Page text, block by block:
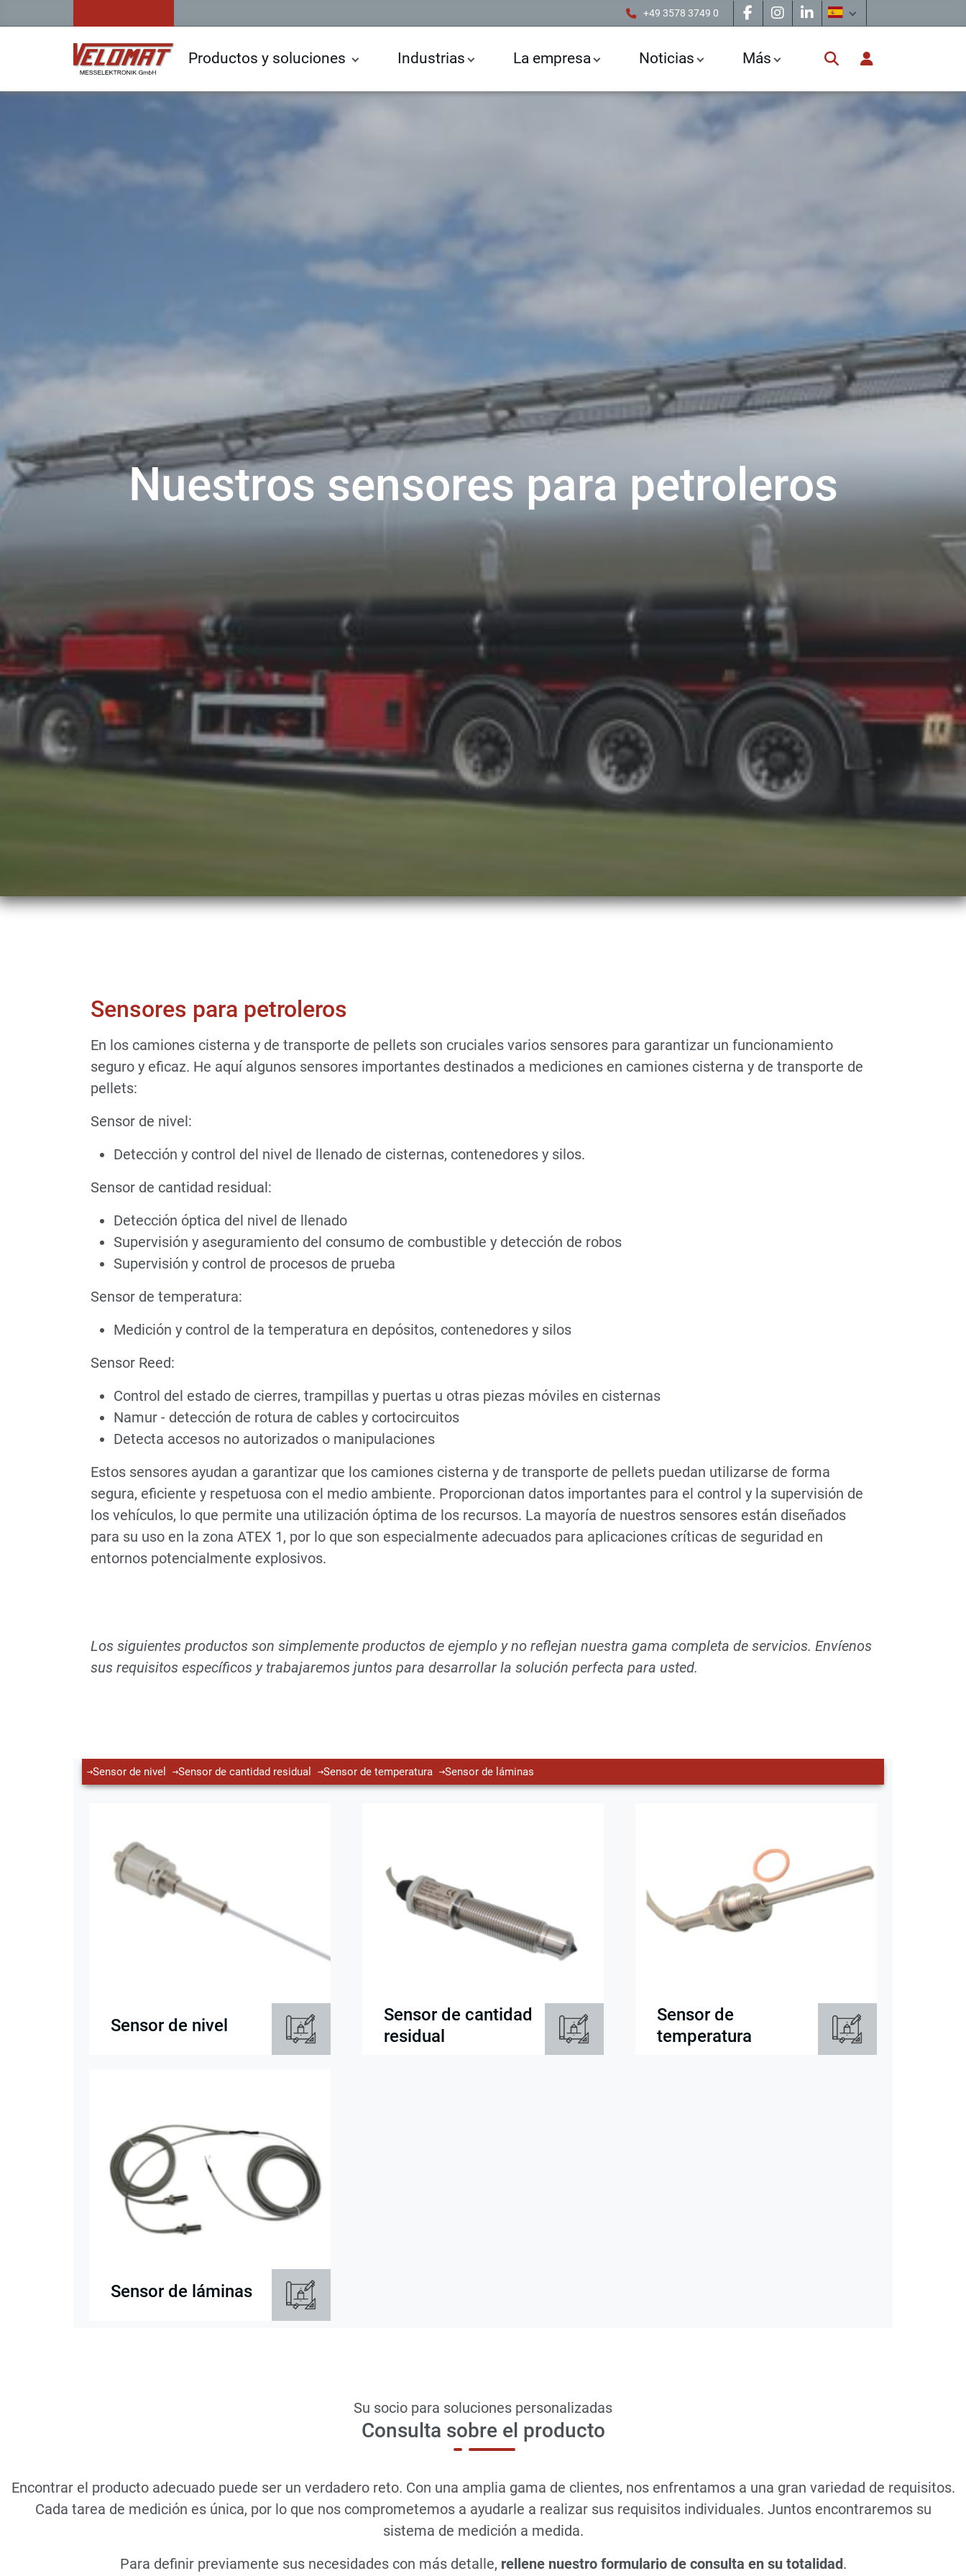
+49 3578 3749 0
Productos y soluciones Industrias La empresa Noticias Más
Nuestros sensores para petroleros
Sensores para petroleros
En los camiones cisterna y de transporte de pellets son cruciales varios sensores para garantizar un funcionamiento
seguro y eficaz. He aquí algunos sensores importantes destinados a mediciones en camiones cisterna y de transporte de
pellets:
Sensor de nivel:
Detección y control del nivel de llenado de cisternas, contenedores y silos.
Sensor de cantidad residual:
Detección óptica del nivel de llenado
Supervisión y aseguramiento del consumo de combustible y detección de robos
Supervisión y control de procesos de prueba
Sensor de temperatura:
Medición y control de la temperatura en depósitos, contenedores y silos
Sensor Reed:
Control del estado de cierres, trampillas y puertas u otras piezas móviles en cisternas
Namur - detección de rotura de cables y cortocircuitos
Detecta accesos no autorizados o manipulaciones
Estos sensores ayudan a garantizar que los camiones cisterna y de transporte de pellets puedan utilizarse de forma
segura, eficiente y respetuosa con el medio ambiente. Proporcionan datos importantes para el control y la supervisión de
los vehículos, lo que permite una utilización óptima de los recursos. La mayoría de nuestros sensores están diseñados
para su uso en la zona ATEX 1, por lo que son especialmente adecuados para aplicaciones críticas de seguridad en
entornos potencialmente explosivos.
Los siguientes productos son simplemente productos de ejemplo y no reflejan nuestra gama completa de servicios. Envíenos
sus requisitos específicos y trabajaremos juntos para desarrollar la solución perfecta para usted.
Sensor de nivel Sensor de cantidad residual Sensor de temperatura Sensor de láminas
Sensor de nivel
Sensor de cantidad
residual
Sensor de
temperatura
Sensor de láminas
Su socio para soluciones personalizadas
Consulta sobre el producto
Encontrar el producto adecuado puede ser un verdadero reto. Con una amplia gama de clientes, nos enfrentamos a una gran variedad de requisitos.
Cada tarea de medición es única, por lo que nos comprometemos a ayudarle a realizar sus requisitos individuales. Juntos encontraremos su
sistema de medición a medida.
Para definir previamente sus necesidades con más detalle, rellene nuestro formulario de consulta en su totalidad.